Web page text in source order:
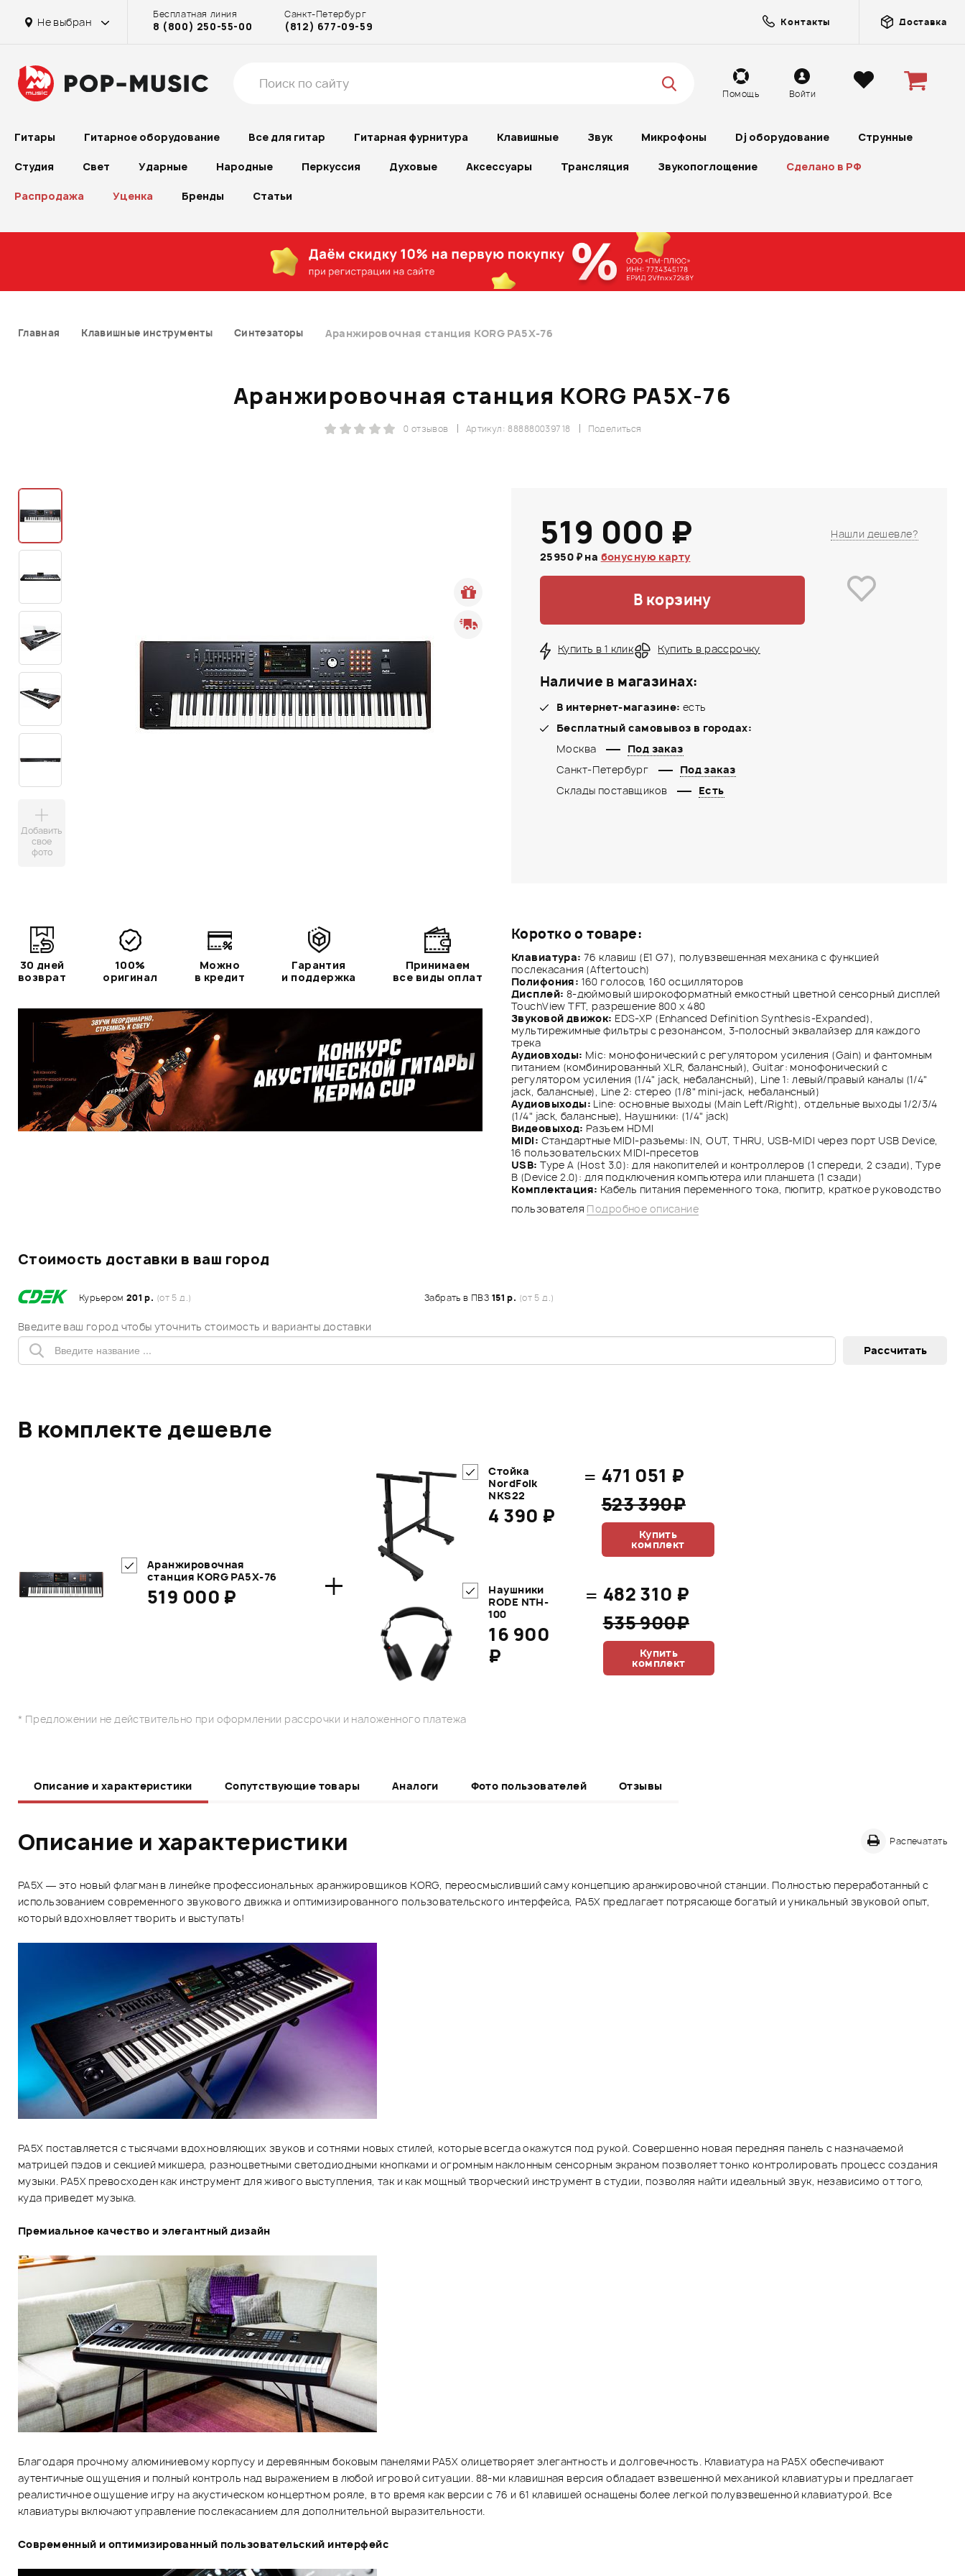
Не выбран
Бесплатная линия
8 (800) 250-55-00
Санкт-Петербург
(812) 677-09-59 Контакты Доставка
Помощь Войти
Гитары Гитарное оборудование Все для гитар Гитарная фурнитура Клавишные Звук Микрофоны Dj оборудование Струнные
Студия Свет Ударные Народные Перкуссия Духовые Аксессуары Трансляция Звукопоглощение Сделано в РФ
Распродажа Уценка Бренды Статьи
Главная Клавишные инструменты Синтезаторы Аранжировочная станция KORG PA5X-76
Аранжировочная станция KORG PA5X-76
Поделиться
Артикул: 888880039718
0 отзывов
Добавить
свое
фото
Коротко о товаре:
Клавиатура:76 клавиш (E1 G7), полувзвешенная механика с функцией
послекасания (Aftertouch)
Полифония: 160 голосов, 160 осцилляторов
Дисплей: 8-дюймовый широкоформатный емкостный цветной сенсорный дисплей
TouchView TFT, разрешение 800 x 480
Звуковой движок: EDS-XP (Enhanced Definition Synthesis-Expanded),
мультирежимные фильтры с резонансом, 3-полосный эквалайзер для каждого
трека
Аудиовходы: Mic: монофонический с регулятором усиления (Gain) и фантомным
питанием (комбинированный XLR, балансный), Guitar: монофонический с
регулятором усиления (1/4" jack, небалансный), Line 1: левый/правый каналы (1/4"
jack, балансные), Line 2: стерео (1/8" mini-jack, небалансный)
Аудиовыходы: Line: основные выходы (Main Left/Right), отдельные выходы 1/2/3/4
(1/4" jack, балансные), Наушники: (1/4" jack)
Видеовыход: Разъем HDMI
MIDI: Стандартные MIDI-разъемы: IN, OUT, THRU, USB-MIDI через порт USB Device,
16 пользовательских MIDI-пресетов
USB:Type A (Host 3.0): для накопителей и контроллеров (1 спереди, 2 сзади), Type
B (Device 2.0): для подключения компьютера или планшета (1 сзади)
Комплектация: Кабель питания переменного тока, пюпитр, краткое руководство
пользователя Подробное описание
519 000 ₽
25950 ₽ на бонусную карту
Нашли дешевле?
В корзину
Купить в 1 клик Купить в рассрочку
Наличие в магазинах:
В интернет-магазине: есть
Бесплатный самовывоз в городах:
Москва
Под заказ
Санкт-Петербург
Под заказ
Склады поставщиков
Есть
30 дней
возврат
100%
оригинал
Можно
в кредит
Гарантия
и поддержка
Принимаем
все виды оплат
Стоимость доставки в ваш город
Курьером 201 р. (от 5 д.) Забрать в ПВЗ 151 р. (от 5 д.)
Введите ваш город чтобы уточнить стоимость и варианты доставки
В комплекте дешевле
Аранжировочная
станция KORG PA5X-76
519 000 ₽ +
Стойка
NordFolk
NKS22
4 390 ₽
= 471 051 ₽
523 390₽
Купить
комплект
Наушники
RODE NTH-
100
16 900
₽
= 482 310 ₽
535 900₽
Купить
комплект
* Предложении не действительно при оформлении рассрочки и наложенного платежа
Описание и характеристики Сопутствующие товары Аналоги Фото пользователей Отзывы
Описание и характеристики Распечатать
PA5X — это новый флагман в линейке профессиональных аранжировщиков KORG, переосмысливший саму концепцию аранжировочной станции. Полностью переработанный с
использованием современного звукового движка и оптимизированного пользовательского интерфейса, PA5X предлагает потрясающе богатый и уникальный звуковой опыт,
который вдохновляет творить и выступать!
PA5X поставляется с тысячами вдохновляющих звуков и сотнями новых стилей, которые всегда окажутся под рукой. Совершенно новая передняя панель с назначаемой
матрицей пэдов и секцией микшера, разноцветными светодиодными кнопками и огромным наклонным сенсорным экраном позволяет тонко контролировать процесс создания
музыки. PA5X превосходен как инструмент для живого выступления, так и как мощный творческий инструмент в студии, позволяя найти идеальный звук, независимо от того,
куда приведет музыка.
Премиальное качество и элегантный дизайн
Благодаря прочному алюминиевому корпусу и деревянным боковым панелями PA5X олицетворяет элегантность и долговечность. Клавиатура на PA5X обеспечивают
аутентичные ощущения и полный контроль над выражением в любой игровой ситуации. 88-ми клавишная версия обладает взвешенной механикой клавиатуры и предлагает
реалистичное ощущение игру на акустическом концертном рояле, в то время как версии с 76 и 61 клавишей оснащены более легкой полувзвешенной клавиатурой. Все
клавиатуры включают управление послекасанием для дополнительной выразительности.
Современный и оптимизированный пользовательский интерфейс